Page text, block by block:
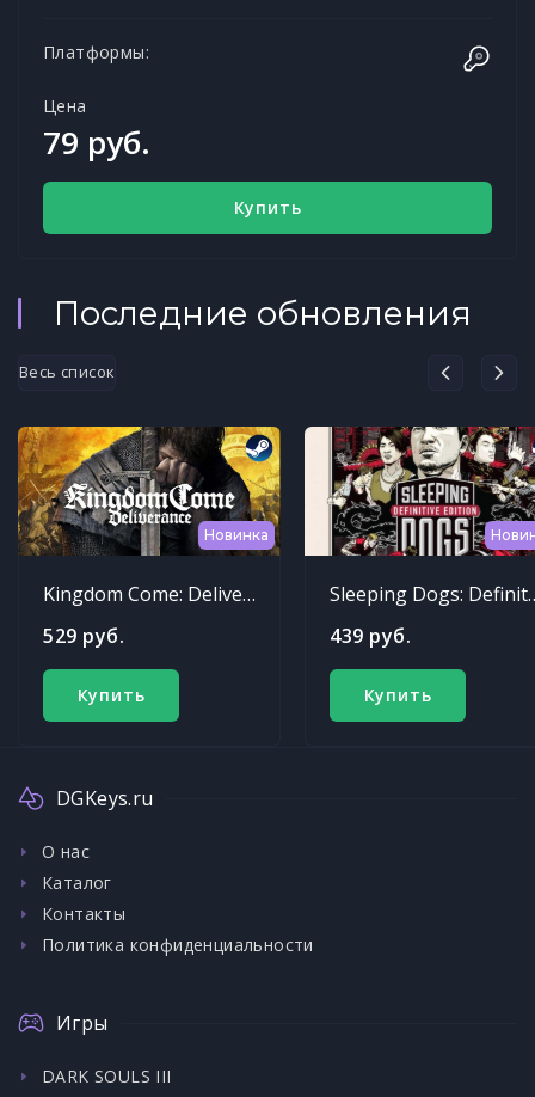
Платформы:
Цена
79 руб.
Купить
Последние обновления
Весь список
Новинка
Kingdom Come: Deliverance
529 руб.
Купить
Sleeping
439 руб.
Купить
DGKeys.ru
О нас
Каталог
Контакты
Политика конфиденциальности
Игры
DARK SOULS III